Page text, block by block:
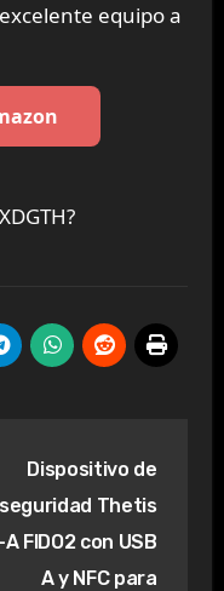
equipo a
Dispositivo de
seguridad Thetis
FIDO2 con USB
A y NFC para